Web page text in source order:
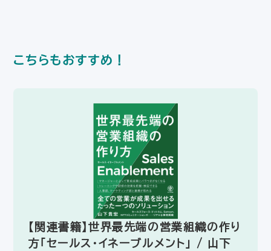
こちらもおすすめ！
【関連書籍】世界最先端の営業組織の作り
方「セールス・イネーブルメント」 / 山下